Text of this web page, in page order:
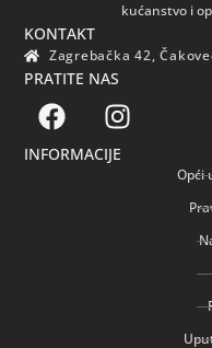
kućanstvo i
KONTAKT
Zagrebačka 42,
PRATITE NAS
INFORMACIJE
Opći